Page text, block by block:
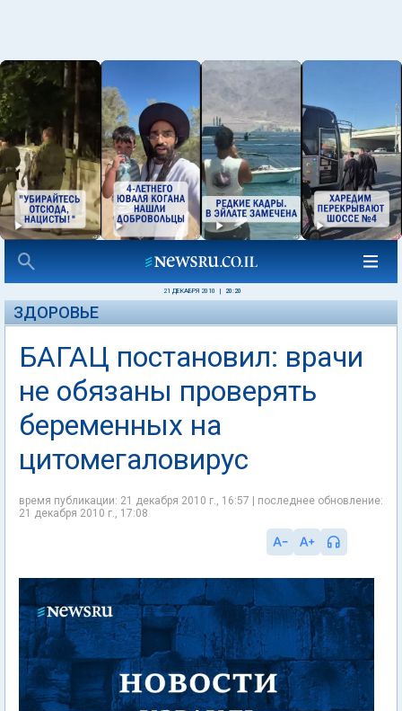
21 ДЕКАБРЯ 2010 20:20
ЗДОРОВЬЕ
БАГАЦ постановил: врачи
не обязаны проверять
беременных на
цитомегаловирус
время публикации: 21 декабря 2010 г., 16:57 | последнее обновление:
21 декабря 2010 г., 17:08